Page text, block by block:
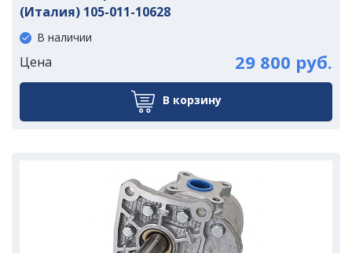
(Италия) 105-011-10628
В наличии
Цена 29 800 руб.
В корзину